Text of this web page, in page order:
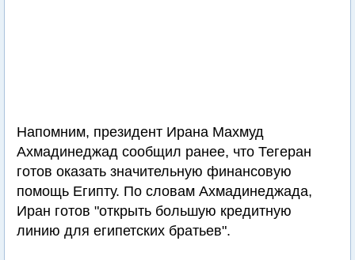
Напомним, президент Ирана Махмуд
Ахмадинеджад сообщил ранее, что Тегеран
готов оказать значительную финансовую
помощь Египту. По словам Ахмадинеджада,
Иран готов "открыть большую кредитную
линию для египетских братьев".